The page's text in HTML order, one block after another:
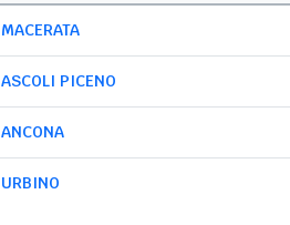
MACERATA
ASCOLI PICENO
ANCONA
URBINO